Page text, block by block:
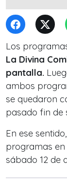
Los
La Divina
pantalla.
ambos
se quedaron
pasado fin de
En ese
programas en
sábado 12 de